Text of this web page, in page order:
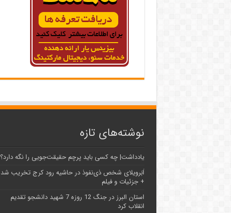
نوشته‌های تازه
یادداشت| ‌چه کسی باید پرچم حقیقت‌جویی را نگه دارد؟
اَبَر‌ویلای شخص ذی‌نفوذ در حاشیه‌ رود کرج تخریب شد
+ جزئیات و فیلم
استان البرز در جنگ 12 روزه 7 شهید دانشجو تقدیم
انقلاب کرد